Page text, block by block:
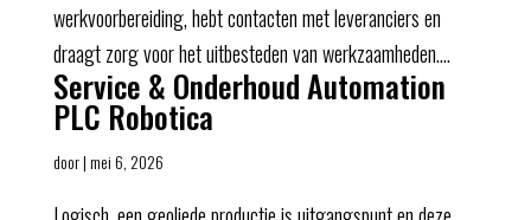
werkvoorbereiding, hebt contacten met leveranciers en
draagt zorg voor het uitbesteden van werkzaamheden....
Service & Onderhoud Automation
PLC Robotica
door|mei 6, 2026